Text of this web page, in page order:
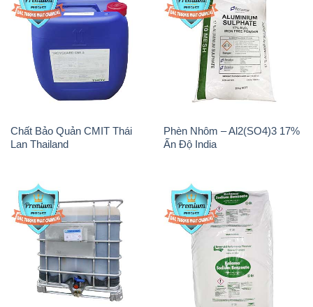
Chất Bảo Quản CMIT Thái
Lan Thailand
Phèn Nhôm – Al2(SO4)3 17%
Ấn Độ India